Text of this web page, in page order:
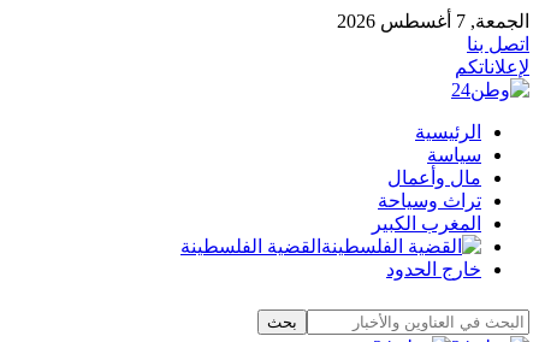
الجمعة, 7 أغسطس 2026
اتصل بنا
لإعلاناتكم
الرئيسية
سياسة
مال وأعمال
تراث وسياحة
المغرب الكبير
القضية الفلسطينة
خارج الحدود